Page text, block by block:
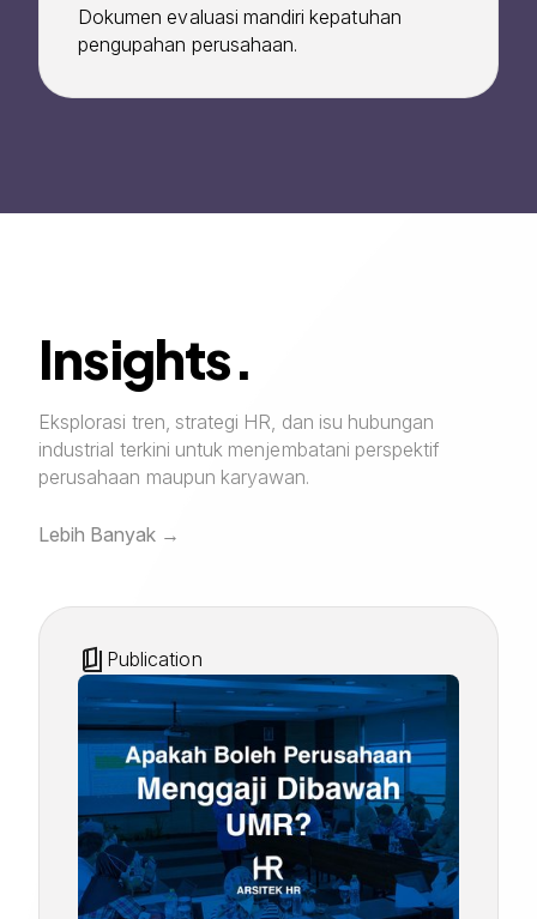
Dokumen evaluasi mandiri kepatuhan
pengupahan perusahaan.
Insights.
Eksplorasi tren, strategi HR, dan isu hubungan
industrial terkini untuk menjembatani perspektif
perusahaan maupun karyawan.
Lebih Banyak
Publication